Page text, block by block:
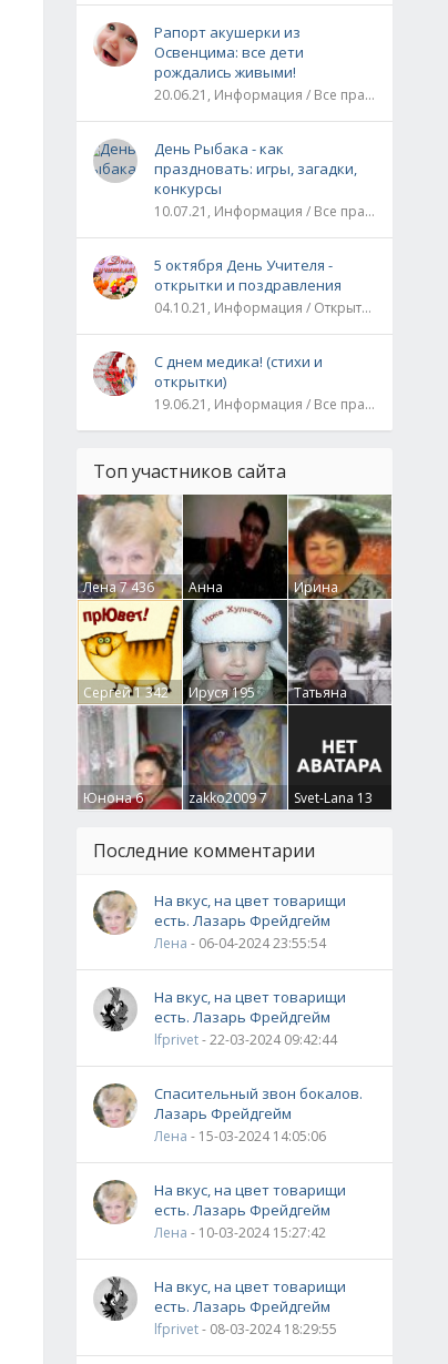
Рапорт акушерки из
Освенцима: все дети
рождались живыми!
20.06.21, Информация / Все праздники / Рассказы и истории
День Рыбака - как
праздновать: игры, загадки,
конкурсы
10.07.21, Информация / Все праздники
5 октября День Учителя -
открытки и поздравления
04.10.21, Информация / Открытки / Все праздники
С днем медика! (стихи и
открытки)
19.06.21, Информация / Все праздники
Топ участников сайта
Лена7 436
Анна
Гумлевая0
Ирина
Бруцкая41
Сергей1 342 Ируся195
Татьяна
Крючкова0
Юнона6 zakko20097 Svet-Lana 13
Последние комментарии
На вкус, на цвет товарищи
есть. Лазарь Фрейдгейм
Лена - 06-04-2024 23:55:54
На вкус, на цвет товарищи
есть. Лазарь Фрейдгейм
lfprivet- 22-03-2024 09:42:44
Спасительный звон бокалов.
Лазарь Фрейдгейм
Лена - 15-03-2024 14:05:06
На вкус, на цвет товарищи
есть. Лазарь Фрейдгейм
Лена - 10-03-2024 15:27:42
На вкус, на цвет товарищи
есть. Лазарь Фрейдгейм
lfprivet- 08-03-2024 18:29:55